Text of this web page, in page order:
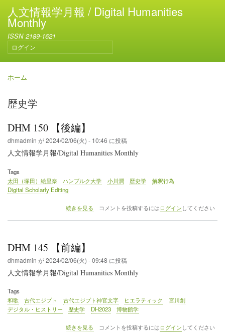
メ
イ
コ
テ
人文情報学月報 / Digital Humanities
Monthly
ISSN 2189-1621
ユ
ー
ザ
ー
カ
ン
ト
メ
ニ
ー
ログイン
パ
く
ホーム
歴史学
DHM 150 【後編】
dhmadmin が2024/02/06(火) - 10:46 に投稿
人文情報学月報/Digital Humanities Monthly
Tags
太田（塚田）絵里奈
ハンブルク大学 小川潤 歴史学
解釈行為
Digital Scholarly Editing
DHM
続きを見る コメントを投稿するには ログイン してください
DHM 145 【前編】
dhmadmin が2024/02/06(火) - 09:48 に投稿
人文情報学月報/Digital Humanities Monthly
Tags
和歌
古代エジプト 古代エジプト神官文字 ヒエラティック
宮川創
デジタル・ヒストリー
歴史学 DH2023 博物館学
DHM
続きを見る コメントを投稿するには ログイン してください